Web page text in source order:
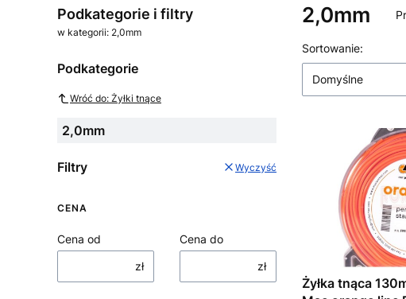
Podkategorie i filtry
w kategorii: 2,0mm
Podkategorie
Wróć do: Żyłki tnące
2,0mm
Filtry Wyczyść
CENA
Cena od
zł
Cena do
zł
2,0mm
Lista
Sortowanie:
Domyślne
Żyłka tnąca